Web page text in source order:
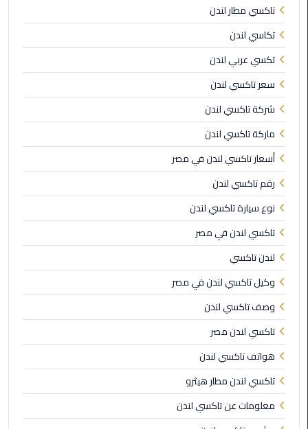
ليموزين
مطار
العلمين
ليموزين
توصيل
المطار
ليموزين
مطار
مرسي
مطروح
ليموزين
مطار
اكتوبر
ليموزين
مطار
الغردقة
ليموزين
مطار
القاهرة
أسعار
تاكسي مطار لندن
تكاسي لندن
تكسي عربي لندن
سعر تاكسي لندن
شركة تاكسي لندن
ماركة تاكسي لندن
أسعار تاكسي لندن في مصر
رقم تاكسي لندن
نوع سيارة تاكسي لندن
تاكسي لندن في مصر
لندن تاكسي
وكيل تاكسي لندن في مصر
وصف تاكسي لندن
تاكسي لندن مصر
هواتف تاكسي لندن
تاكسي لندن مطار هيثرو
معلومات عن تاكسي لندن